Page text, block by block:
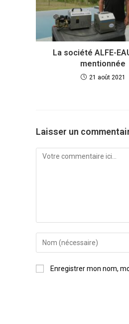
La société ALFE-
mentionnée
21 août 2021
Laisser un
Enregistrer mon nom,